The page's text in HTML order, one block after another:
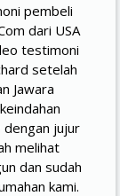
pembeli
dari USA
testimoni
setelah
Jawara
dengan jujur
melihat
dan sudah
kami.